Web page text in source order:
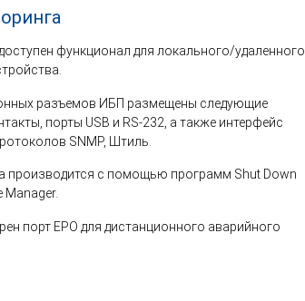
функционал для локального/удаленного
разъемов ИБП размещены следующие
порты USB и RS-232, а также интерфейс
SNMP, Штиль.
производится с помощью программ Shut Down
Manager.
порт EPO для дистанционного аварийного